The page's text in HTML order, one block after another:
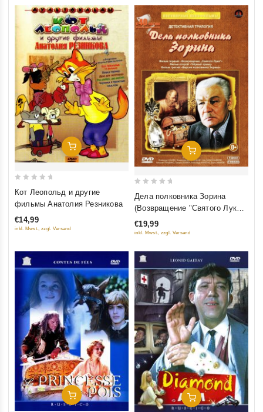
Добавить В Корзину
5
Кот Леопольд и другие
фильмы Анатолия Резникова
€14,99
inkl. Mwst., zzgl. Versand
Добавить В Корзину
out
5
Дела полковника Зорина
(Возвращение "Святого Луки",
Чёрный Принц, Версия
полковника Зорина) (3 DVD)
€19,99
inkl. Mwst., zzgl. Versand
Добавить В Корзину Добавить В Корзину